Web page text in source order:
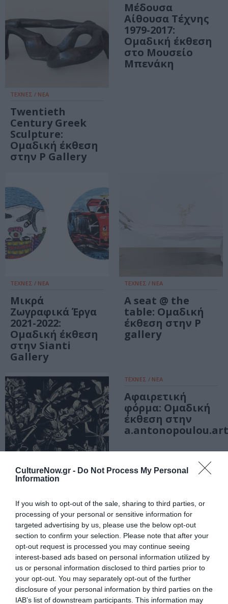
CultureNow.gr - Do Not Process My Personal
Information
If you wish to opt-out of the sale, sharing to third parties, or
processing of your personal or sensitive information for
targeted advertising by us, please use the below opt-out
section to confirm your selection. Please note that after your
opt-out request is processed you may continue seeing
interest-based ads based on personal information utilized by
us or personal information disclosed to third parties prior to
your opt-out. You may separately opt-out of the further
disclosure of your personal information by third parties on the
IAB’s list of downstream participants. This information may
ΤΕΧΝΕΣ / ΝΕΑ
Twentieth
Century Greek
Sculpture:
Ομαδική έκθεση
στην P Gallery
Μέδουσα
Αίθουσα Τέχνης
1979-2017:
Ομαδική έκθεση
στο Μουσείο
Μπενάκη
ΤΕΧΝΕΣ / ΝΕΑ
Μικρά
Ζωγραφικά Έργα
2021-2022:
Ομαδική έκθεση
στην Sianti
Gallery
ΤΕΧΝΕΣ / ΝΕΑ
A seat @ the
table: Ομαδική
έκθεση στην P
gallery
ΤΕΧΝΕΣ / ΝΕΑ
Υφάνσεις εκ
νέου: Oμαδική
έκθεση
σπουδαίων
καλλιτεχνών στο
MOMus- Μουσείο
Σύγχρονης
Τέχνης
ΤΕΧΝΕΣ / ΝΕΑ
Αφαιρετική
φόρμα: Ομαδική
έκθεση στην
a.antonopoulou.art
ΤΕΧΝΕΣ / ΝΕΑ